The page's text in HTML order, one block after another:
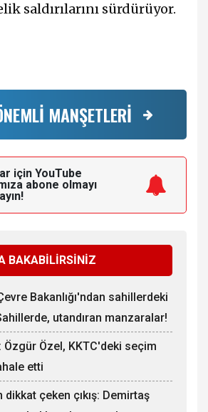
saldırılarını sürdürüyor.
MANŞETLERİ
için YouTube
abone olmayı
BAKABİLİRSİNİZ
Bakanlığı'ndan sahillerdeki
utandıran manzaralar!
Özgür Özel, KKTC'deki seçim
etti
dikkat çeken çıkış: Demirtaş